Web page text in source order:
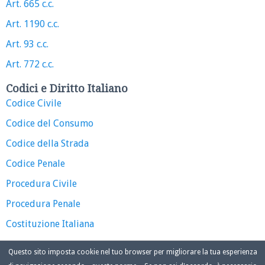
Art. 665 c.c.
Art. 1190 c.c.
Art. 93 c.c.
Art. 772 c.c.
Codici e Diritto Italiano
Codice Civile
Codice del Consumo
Codice della Strada
Codice Penale
Procedura Civile
Procedura Penale
Costituzione Italiana
Questo sito imposta cookie nel tuo browser per migliorare la tua esperienza